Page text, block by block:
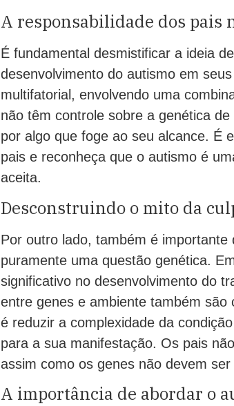
A responsabilidade dos pais
É fundamental desmistificar a ideia
desenvolvimento do autismo em
multifatorial, envolvendo uma
não têm controle sobre a genética
por algo que foge ao seu alcance. É
pais e reconheça que o autismo é
aceita.
Desconstruindo o mito da
Por outro lado, também é
puramente uma questão genética.
significativo no desenvolvimento do
entre genes e ambiente também
é reduzir a complexidade da
para a sua manifestação. Os pais
assim como os genes não devem
A importância de abordar o